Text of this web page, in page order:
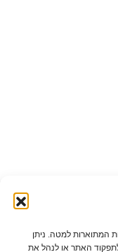
המתוארות למטה. ניתן
האתר או לנהל את